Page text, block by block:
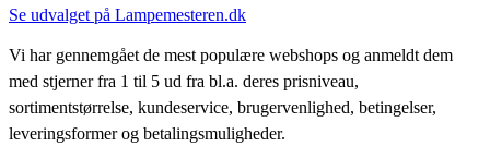
Se udvalget på Lampemesteren.dk
Vi har gennemgået de mest populære webshops og anmeldt dem
med stjerner fra 1 til 5 ud fra bl.a. deres prisniveau,
sortimentstørrelse, kundeservice, brugervenlighed, betingelser,
leveringsformer og betalingsmuligheder.